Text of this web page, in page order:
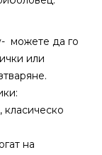
можете да го
или
на